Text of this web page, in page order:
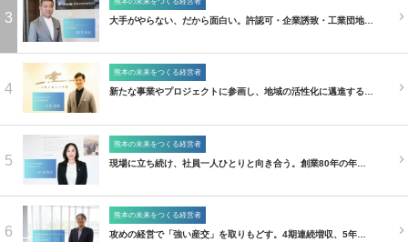
3 大手がやらない、だから面白い。許認可・企業誘致・工業団地…
4
熊本の未来をつくる経営者
新たな事業やプロジェクトに参画し、地域の活性化に邁進する…
5
熊本の未来をつくる経営者
現場に立ち続け、社員一人ひとりと向き合う。創業80年の年…
6
熊本の未来をつくる経営者
攻めの経営で「強い産交」を取りもどす。4期連続増収、5年…